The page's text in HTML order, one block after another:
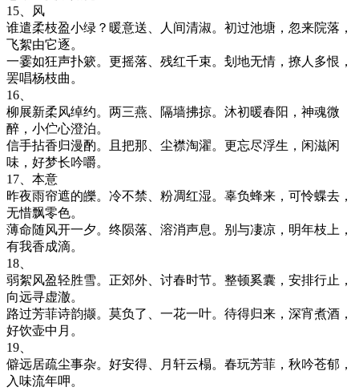
15、风
谁遣柔枝盈小绿？暖意送、人间清淑。初过池塘，忽来院落，
飞絮由它逐。
一霎如狂声扑簌。更摇落、残红千束。刬地无情，撩人多恨，
罢唱杨枝曲。
16、
柳展新柔风绰约。两三燕、隔墙拂掠。沐初暖春阳，神魂微
醉，小伫心澄泊。
信手拈香归漫酌。且把那、尘襟淘濯。更忘尽浮生，闲滋闲
味，好梦长吟嚼。
17、本意
昨夜雨帘遮的皪。冷不禁、粉凋红湿。辜负蜂来，可怜蝶去，
无惜飘零色。
薄命随风开一夕。终陨落、溶消声息。别与凄凉，明年枝上，
有我香成滴。
18、
弱絮风盈轻胜雪。正郊外、讨春时节。整顿奚囊，安排行止，
向远寻虚澈。
路过芳菲诗韵撷。莫负了、一花一叶。待得归来，深宵煮酒，
好饮壶中月。
19、
僻远居疏尘事杂。好安得、月轩云榻。春玩芳菲，秋吟苍郁，
入味流年呷。